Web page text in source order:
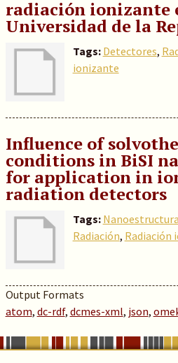
radiación ionizante
Universidad de la
Tags: Detectores,
ionizante
Influence of
conditions in BiSI
for application in
radiation detectors
Tags:
Radiación, Radiación
Output Formats
atom, dc-rdf, dcmes-xml, json,